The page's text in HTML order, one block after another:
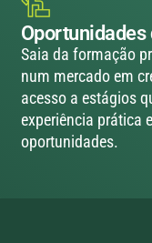
Oportunidades
Saia da formação
num mercado em
acesso a estágios
experiência prática
oportunidades.